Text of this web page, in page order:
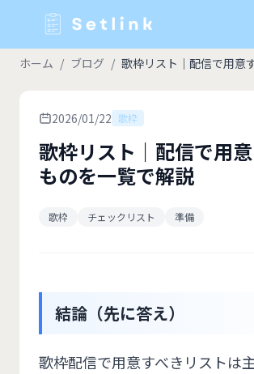
ホーム / ブログ /
2026/01/22 歌枠
歌枠リスト｜配信で用
ものを一覧で解説
歌枠 チェックリスト 準備
結論（先に答え）
歌枠配信で用意すべきリストは主